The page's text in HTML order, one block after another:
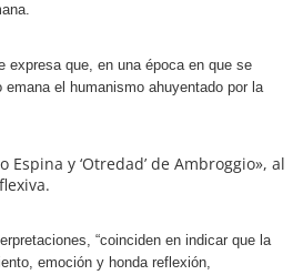
expresa que, en una época en que se
el humanismo ahuyentado por la
y ‘Otredad’ de Ambroggio», al
“coinciden en indicar que la
emoción y honda reflexión,